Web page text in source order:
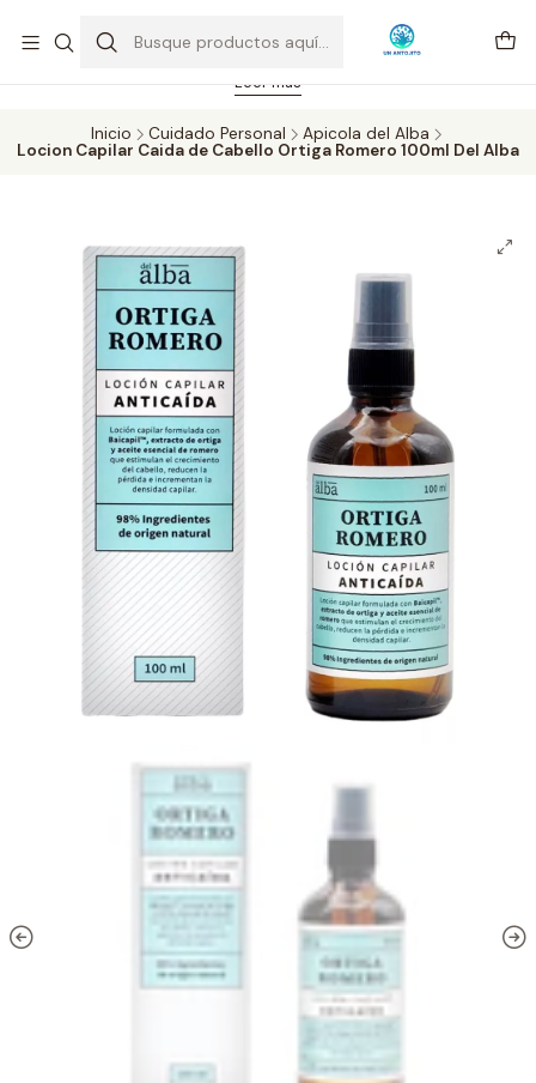
Feriado 21-05-2026 atención hasta las 14 hrs. Envío GRATIS mismo
día solo área Metropolitana Santiago por compras desde CLP 39.900.
Pedidos hasta 16 hrs., sábados y domingos hasta 14 hrs.
Leer más
Inicio Cuidado Personal
Apicola del Alba
Locion Capilar Caida de Cabello Ortiga Romero 100ml Del Alba